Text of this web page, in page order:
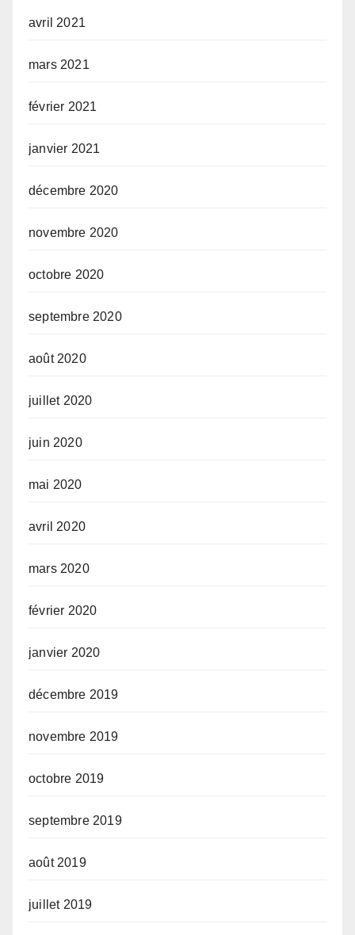
avril 2021
mars 2021
février 2021
janvier 2021
décembre 2020
novembre 2020
octobre 2020
septembre 2020
août 2020
juillet 2020
juin 2020
mai 2020
avril 2020
mars 2020
février 2020
janvier 2020
décembre 2019
novembre 2019
octobre 2019
septembre 2019
août 2019
juillet 2019